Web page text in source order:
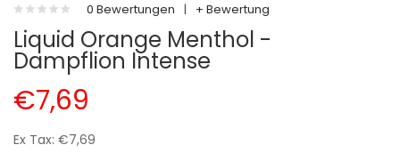
0 Bewertungen | + Bewertung
Liquid Orange Menthol -
Dampflion Intense
€7,69
Ex Tax: €7,69